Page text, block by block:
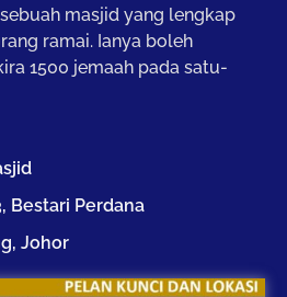
masjid yang lengkap
ramai. Ianya boleh
1500 jemaah pada satu-
Bestari Perdana
Johor